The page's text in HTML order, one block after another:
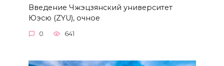
Введение Чжэцзянский университет
Юэсю (ZYU), очное
0 641